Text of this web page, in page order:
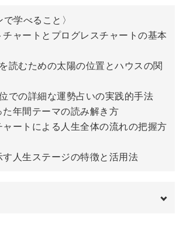
の運勢から、人生の大きな流れまでを読
ますよ。
ャンスの時期を予測することで、今より
可能性が広がります。
、自分のこれからや、大切な人へのヒン
か？
で学べること〉
ャートとプログレスチャートの基本
読むための太陽の位置とハウスの関
での詳細な運勢占いの実践的手法
年間テーマの読み解き方
ートによる人生全体の流れの把握方
人生ステージの特徴と活用法